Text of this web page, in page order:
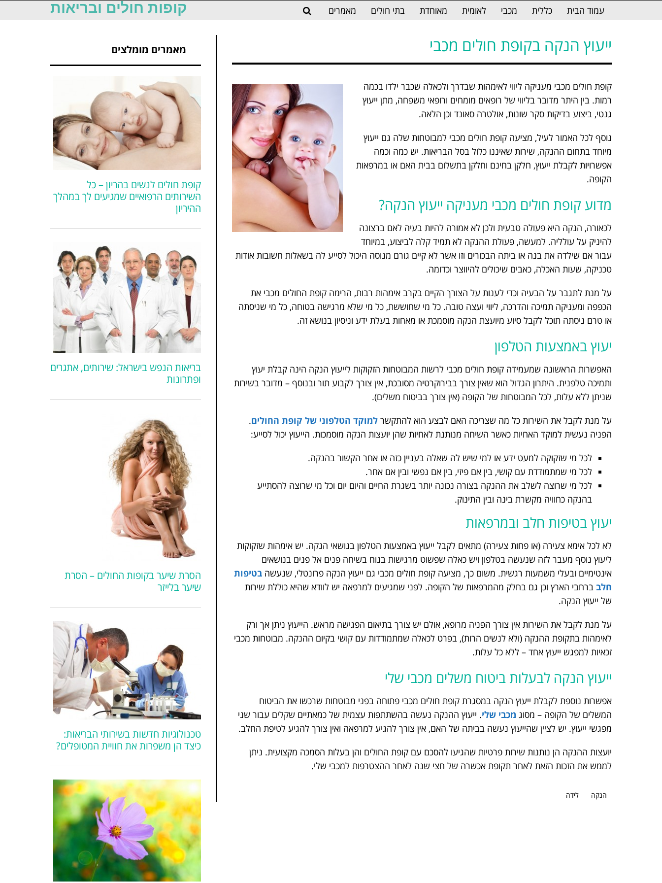
קופות חולים ובריאות עמוד הבית כללית מכבי לאומית מאוחדת בתי חולים מאמרים
ייעוץ הנקה בקופת חולים מכבי
קופת חולים מכבי מעניקה ליווי לאימהות שבדרך ולכאלה שכבר ילדו בכמה
רמות. בין היתר מדובר בליווי של רופאים מומחים ורופאי משפחה, מתן ייעוץ
גנטי, ביצוע בדיקות סקר שונות, אולטרה סאונד וכן הלאה.
נוסף לכל האמור לעיל, מציעה קופת חולים מכבי למבוטחות שלה גם ייעוץ
מיוחד בתחום ההנקה, שירות שאיננו כלול בסל הבריאות. יש כמה וכמה
אפשרויות לקבלת ייעוץ, חלקן בחינם וחלקן בתשלום בבית האם או במרפאות
הקופה.
מדוע קופת חולים מכבי מעניקה ייעוץ הנקה?
לכאורה, הנקה היא פעולה טבעית ולכן לא אמורה להיות בעיה לאם ברצונה
להיניק על עולליה. למעשה, פעולת ההנקה לא תמיד קלה לביצוע, במיוחד
עבור אם שילדה את בנה או ביתה הבכורים וזו אשר לא קיים גורם מנוסה היכול לסייע לה בשאלות חשובות אודות
טכניקה, שעות האכלה, כאבים שיכולים להיווצר וכדומה.
על מנת לתגבר על הבעיה וכדי לענות על הצורך הקיים בקרב אימהות רבות, הרימה קופת החולים מכבי את
הכפפה ומעניקה תמיכה והדרכה, ליווי ועצה טובה. כל מי שחוששת, כל מי שלא מרגישה בטוחה, כל מי שניסתה
או טרם ניסתה תוכל לקבל סיוע מיועצת הנקה מוסמכת או מאחות בעלת ידע וניסיון בנושא זה.
יעוץ באמצעות הטלפון
האפשרות הראשונה שמעמידה קופת חולים מכבי לרשות המבוטחות הזקוקות לייעוץ הנקה הינה קבלת יעוץ
ותמיכה טלפנית. היתרון הגדול הוא שאין צורך בבירוקרטיה מסובכת, אין צורך לקבוע תור ובנוסף – מדובר בשירות
שניתן ללא עלות, לכל המבוטחות של הקופה (אין צורך בביטוח משלים).
על מנת לקבל את השירות כל מה שצריכה האם לבצע הוא להתקשר למוקד הטלפוני של קופת החולים.
הפניה נעשית למוקד האחיות כאשר השיחה מנותנת לאחיות שהן יועצות הנקה מוסמכות. הייעוץ יכול לסייע:
לכל מי שזקוקה למעט ידע או למי שיש לה שאלה בעניין כזה או אחר הקשור בהנקה.
לכל מי שמתמודדת עם קושי, בין אם פיזי, בין אם נפשי ובין אם אחר.
לכל מי שרוצה לשלב את ההנקה בצורה נכונה יותר בשגרת החיים והיום יום וכל מי שרוצה להסתייע
בהנקה כחוויה מקשרת בינה ובין התינוק.
יעוץ בטיפות חלב ובמרפאות
לא לכל אימא צעירה (או פחות צעירה) מתאים לקבל ייעוץ באמצעות הטלפון בנושאי הנקה. יש אימהות שזקוקות
ליעוץ נוסף מעבר לזה שנעשה בטלפון ויש כאלה שפשוט מרגישות בנוח בשיחה פנים אל פנים בנושאים
אינטימיים ובעלי משמעות רגשית. משום כך, מציעה קופת חולים מכבי גם ייעוץ הנקה פרונטלי, שנעשה בטיפות
חלב ברחבי הארץ וכן גם בחלק מהמרפאות של הקופה. לפני שמגיעים למרפאה יש לוודא שהיא כוללת שירות
של ייעוץ הנקה.
על מנת לקבל את השירות אין צורך הפניה מרופא, אולם יש צורך בתיאום הפגישה מראש. הייעוץ ניתן אך ורק
לאימהות בתקופת ההנקה (ולא לנשים הרות), בפרט לכאלה שמתמודדות עם קושי בקיום ההנקה. מבוטחות מכבי
זכאיות למפגש ייעוץ אחד – ללא כל עלות.
ייעוץ הנקה לבעלות ביטוח משלים מכבי שלי
אפשרות נוספת לקבלת ייעוץ הנקה במסגרת קופת חולים מכבי פתוחה בפני מבוטחות שרכשו את הביטוח
המשלים של הקופה – מסוג מכבי שלי. ייעוץ ההנקה נעשה בהשתתפות עצמית של כמאתיים שקלים עבור שני
מפגשי ייעוץ. יש לציין שהייעוץ נעשה בביתה של האם, אין צורך להגיע למרפאה ואין צורך להגיע לטיפת החלב.
יועצות ההנקה הן נותנות שירות פרטיות שהגיעו להסכם עם קופת החולים והן בעלות הסמכה מקצועית. ניתן
לממש את הזכות הזאת לאחר תקופת אכשרה של חצי שנה לאחר ההצטרפות למכבי שלי.
הנקה לידה
מאמרים מומלצים
קופת חולים לנשים בהריון – כל
השירותים הרפואיים שמגיעים לך במהלך
ההיריון
בריאות הנפש בישראל: שירותים, אתגרים
ופתרונות
הסרת שיער בקופות החולים – הסרת
שיער בלייזר
טכנולוגיות חדשות בשירותי הבריאות:
כיצד הן משפרות את חוויית המטופלים?